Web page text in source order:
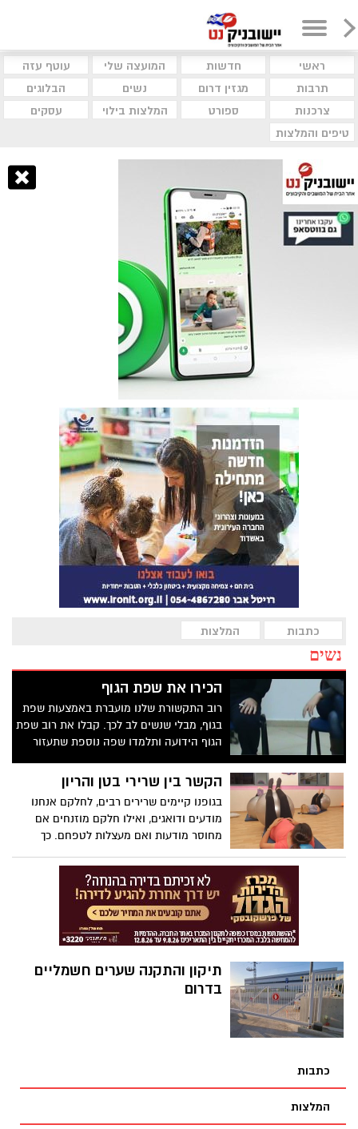
ראשי חדשות המועצה שלי
עוטף עזה
תרבות
מגזין דרום נשים
הבלוגים
צרכנות
ספורט המלצות בילוי
עסקים
טיפים והמלצות
כתבות המלצות
נשים
הכירו את שפת הגוף
רוב התקשורת שלנו מועברת באמצעות שפת
בגוף, מבלי שנשים לב לכך. קבלו את רוב שפת
הגוף הידועה ותלמדו שפה נוספת שתעזור
הקשר בין שרירי בטן והריון
בגופנו קיימים שרירים רבים, לחלקם אנחנו
מודעים ודואגים, ואילו חלקם מוזנחים אם
מחוסר מודעות ואם מעצלות לטפחם. כך
בשנים האחרונות, אך בעיקר בקרב נשים
בוגרות, או שרירי הבטן שרבים מאתנו
מקדישים להם תשומת-לב רבה כדי לשמור על
"בטן שטוחה" בתקווה לריבועים.
תיקון והתקנה שערים חשמליים
בדרום
כתבות
המלצות